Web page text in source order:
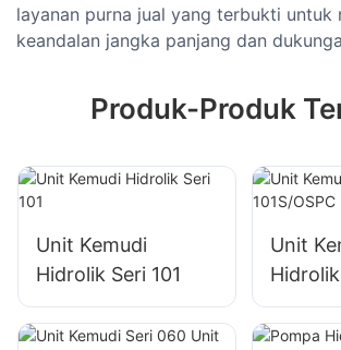
layanan purna jual yang terbukti untuk
keandalan jangka panjang dan
Produk-Produk
Unit Kemudi
Hidrolik Seri 101
Unit
101S/